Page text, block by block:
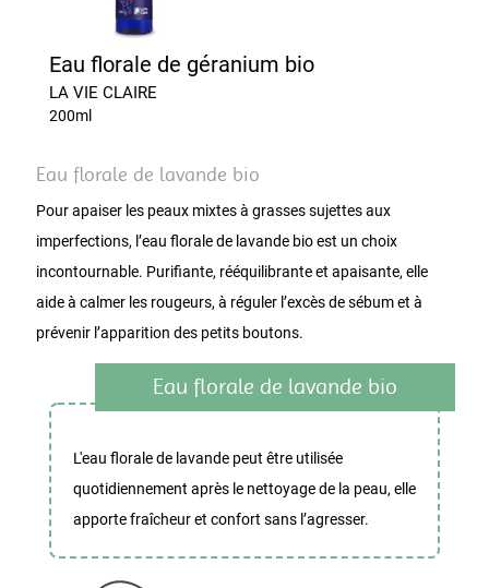
Eau florale de géranium bio
LA VIE CLAIRE
200ml
Eau florale de lavande bio
Pour apaiser les peaux mixtes à grasses sujettes aux
imperfections, l’eau florale de lavande bio est un choix
incontournable. Purifiante, rééquilibrante et apaisante, elle
aide à calmer les rougeurs, à réguler l’excès de sébum et à
prévenir l’apparition des petits boutons.
Eau florale de lavande bio
L'eau florale de lavande peut être utilisée
quotidiennement après le nettoyage de la peau, elle
apporte fraîcheur et confort sans l’agresser.